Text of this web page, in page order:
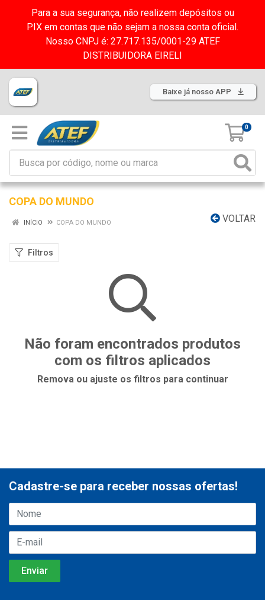
Para a sua segurança, não realizem depósitos ou
PIX em contas que não sejam a nossa conta oficial.
Nosso CNPJ é: 27.717.135/0001-29 ATEF
DISTRIBUIDORA EIRELI
Baixe já nosso APP
0
COPA DO MUNDO
VOLTAR
INÍCIO COPA DO MUNDO
Filtros
Não foram encontrados produtos
com os filtros aplicados
Remova ou ajuste os filtros para continuar
Cadastre-se para receber nossas ofertas!